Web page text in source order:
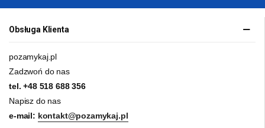
Obsługa Klienta
pozamykaj.pl
Zadzwoń do nas
tel.+48 518 688 356
Napisz do nas
e-mail: kontakt@pozamykaj.pl